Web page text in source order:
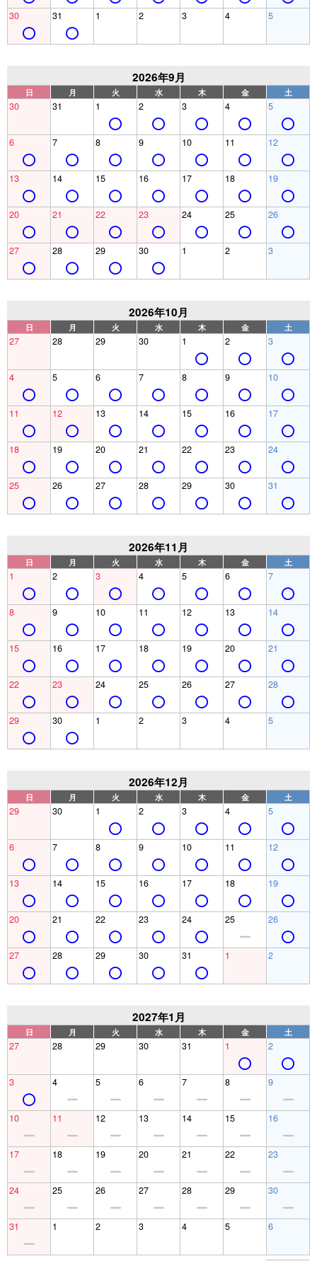
30 31 1 2 3 4 5
2026年9月
日 月 火 水 木 金 土
30 31 1 2 3 4 5
6 7 8 9 10 11 12
13 14 15 16 17 18 19
20 21 22 23 24 25 26
27 28 29 30 1 2 3
2026年10月
日 月 火 水 木 金 土
27 28 29 30 1 2 3
4 5 6 7 8 9 10
11 12 13 14 15 16 17
18 19 20 21 22 23 24
25 26 27 28 29 30 31
2026年11月
日 月 火 水 木 金 土
1 2 3 4 5 6 7
8 9 10 11 12 13 14
15 16 17 18 19 20 21
22 23 24 25 26 27 28
29 30 1 2 3 4 5
2026年12月
日 月 火 水 木 金 土
29 30 1 2 3 4 5
6 7 8 9 10 11 12
13 14 15 16 17 18 19
20 21 22 23 24 25 26
27 28 29 30 31 1 2
2027年1月
日 月 火 水 木 金 土
27 28 29 30 31 1 2
3 4 5 6 7 8 9
10 11 12 13 14 15 16
17 18 19 20 21 22 23
24 25 26 27 28 29 30
31 1 2 3 4 5 6